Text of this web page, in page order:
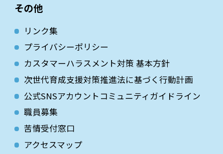
その他
リンク集
プライバシーポリシー
カスタマーハラスメント対策 基本方針
次世代育成⽀援対策推進法に基づく⾏動計画
公式SNSアカウントコミュニティガイドライン
職員募集
苦情受付窓口
アクセスマップ